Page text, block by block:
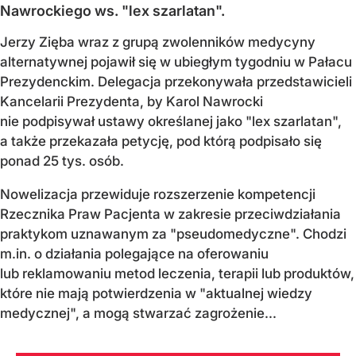
Nawrockiego ws. "lex szarlatan".
Jerzy Zięba wraz z grupą zwolenników medycyny
alternatywnej pojawił się w ubiegłym tygodniu w Pałacu
Prezydenckim. Delegacja przekonywała przedstawicieli
Kancelarii Prezydenta, by Karol Nawrocki
nie podpisywał ustawy określanej jako "lex szarlatan",
a także przekazała petycję, pod którą podpisało się
ponad 25 tys. osób.
Nowelizacja przewiduje rozszerzenie kompetencji
Rzecznika Praw Pacjenta w zakresie przeciwdziałania
praktykom uznawanym za "pseudomedyczne". Chodzi
m.in. o działania polegające na oferowaniu
lub reklamowaniu metod leczenia, terapii lub produktów,
które nie mają potwierdzenia w "aktualnej wiedzy
medycznej", a mogą stwarzać zagrożenie...